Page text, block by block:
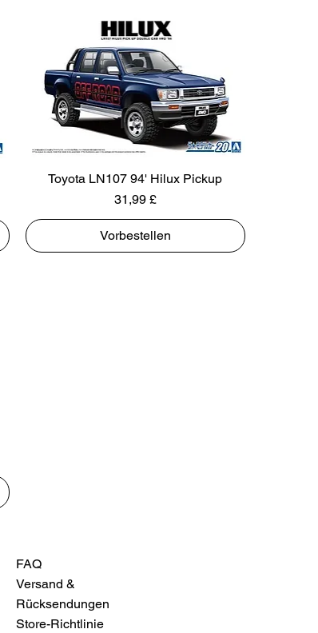
Toyota LN107 94' Hilux Pickup
Preis
31,99 £
Vorbestellen
FAQ
Versand &
Rücksendungen
Store-Richtlinie